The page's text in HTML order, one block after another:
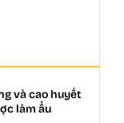
và cao huyết
làm ẩu